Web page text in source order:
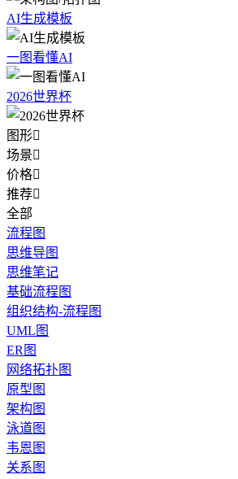
AI生成模板
一图看懂AI
2026世界杯
图形
场景
价格
推荐
全部
流程图
思维导图
思维笔记
基础流程图
组织结构-流程图
UML图
ER图
网络拓扑图
原型图
架构图
泳道图
韦恩图
关系图